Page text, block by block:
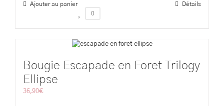
Ajouter au panier
Détails
0
Bougie Escapade en Foret Trilogy
Ellipse
36,90€